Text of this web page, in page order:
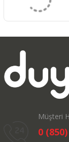
Müşteri
0